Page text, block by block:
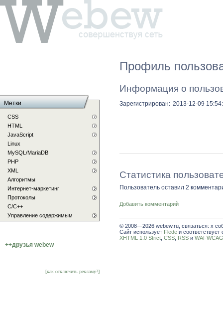
Профиль
Информация о
Зарегистрирован: 2013-12-09
Статистика
Пользователь оставил 2
Добавить комментарий
© 2008—2026 webew.ru, связаться: x
Сайт использует Flede и соответствует
XHTML 1.0 Strict CSS RSS и WAI-
Метки
CSS
HTML
JavaScript
Linux
MySQL/MariaDB
PHP
XML
Алгоритмы
Интернет-маркетинг
Протоколы
С/C++
Управление содержимым
++друзья webew
[как отключить рекламу?]